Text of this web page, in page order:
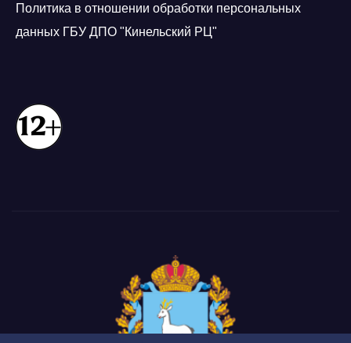
Политика в отношении обработки персональных
данных ГБУ ДПО "Кинельский РЦ"